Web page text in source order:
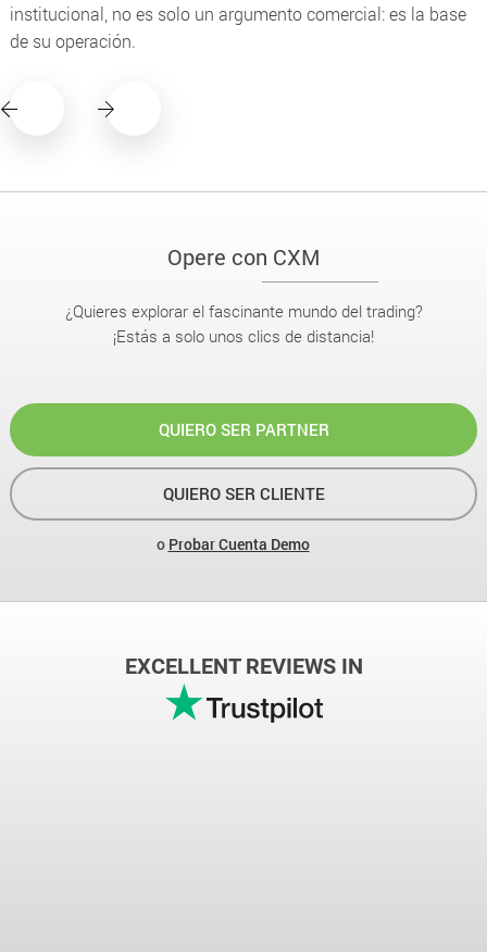
institucional, no es solo un argumento comercial: es la base
de su operación.
Opere con CXM
¿Quieres explorar el fascinante mundo del trading?
¡Estás a solo unos clics de distancia!
QUIERO SER PARTNER
QUIERO SER CLIENTE
o Probar Cuenta Demo
EXCELLENT REVIEWS IN